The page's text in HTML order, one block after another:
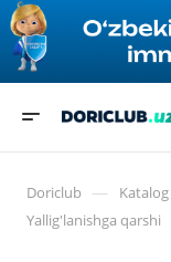
Doriclub — Katalog
Yallig'lanishga qarshi